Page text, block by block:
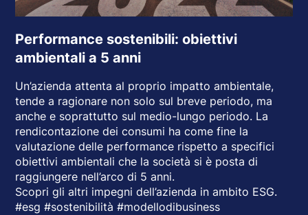
Performance sostenibili: obiettivi
ambientali a 5 anni
Un’azienda attenta al proprio impatto ambientale,
tende a ragionare non solo sul breve periodo, ma
anche e soprattutto sul medio-lungo periodo. La
rendicontazione dei consumi ha come fine la
valutazione delle performance rispetto a specifici
obiettivi ambientali che la società si è posta di
raggiungere nell’arco di 5 anni.
Scopri gli altri impegni dell’azienda in ambito ESG.
#esg #sostenibilità #modellodibusiness